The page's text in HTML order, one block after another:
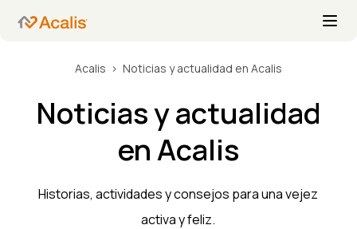
Acalis Noticias y actualidad en Acalis
Noticias y actualidad
en Acalis
Historias, actividades y consejos para una vejez
activa y feliz.